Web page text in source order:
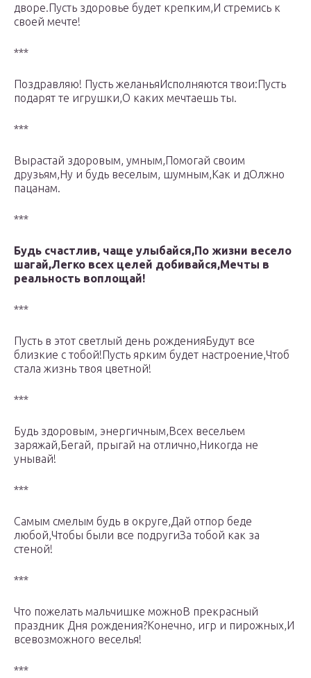
дворе.Пусть здоровье будет крепким,И стремись к
своей мечте!
***
Поздравляю! Пусть желаньяИсполняются твои:Пусть
подарят те игрушки,О каких мечтаешь ты.
***
Вырастай здоровым, умным,Помогай своим
друзьям,Ну и будь веселым, шумным,Как и дОлжно
пацанам.
***
Будь счастлив, чаще улыбайся,По жизни весело
шагай,Легко всех целей добивайся,Мечты в
реальность воплощай!
***
Пусть в этот светлый день рожденияБудут все
близкие с тобой!Пусть ярким будет настроение,Чтоб
стала жизнь твоя цветной!
***
Будь здоровым, энергичным,Всех весельем
заряжай,Бегай, прыгай на отлично,Никогда не
унывай!
***
Самым смелым будь в округе,Дай отпор беде
любой,Чтобы были все подругиЗа тобой как за
стеной!
***
Что пожелать мальчишке можноВ прекрасный
праздник Дня рождения?Конечно, игр и пирожных,И
всевозможного веселья!
***